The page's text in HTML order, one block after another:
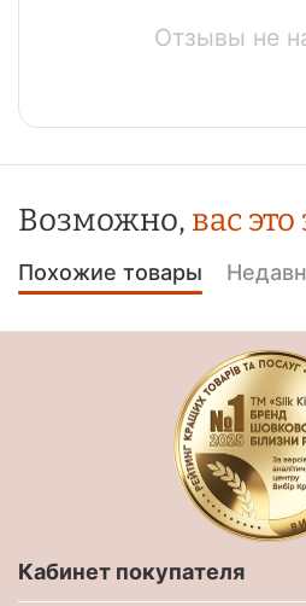
Отзывы не
Возможно, вас
Похожие товары
Кабинет покупателя